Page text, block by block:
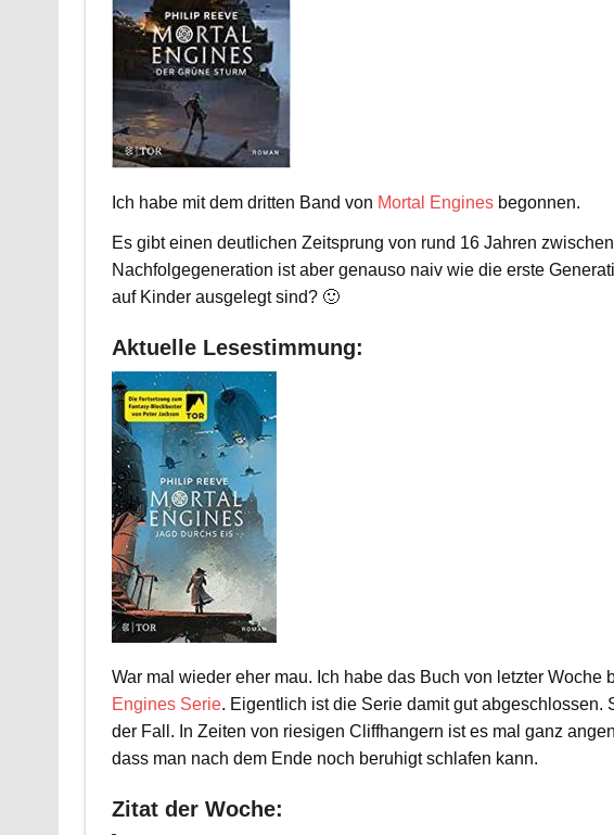
Ich habe mit dem dritten Band von Mortal Enginesbegonnen.
Es gibt einen deutlichen Zeitsprung von rund 16 Jahren
Nachfolgegeneration ist aber genauso naiv wie die erste
auf Kinder ausgelegt sind? 🙂
Aktuelle Lesestimmung:
War mal wieder eher mau. Ich habe das Buch von letzter Woche
Engines Serie. Eigentlich ist die Serie damit gut abgeschlossen.
der Fall. In Zeiten von riesigen Cliffhangern ist es mal ganz
dass man nach dem Ende noch beruhigt schlafen kann.
Zitat der Woche: